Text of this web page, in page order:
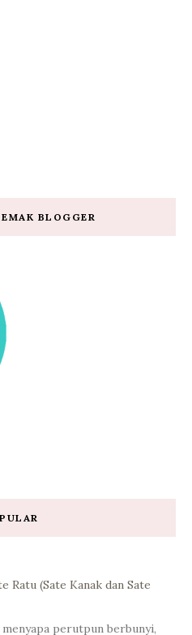
BLOGGER
Ratu (Sate Kanak dan Sate
menyapa perutpun berbunyi,